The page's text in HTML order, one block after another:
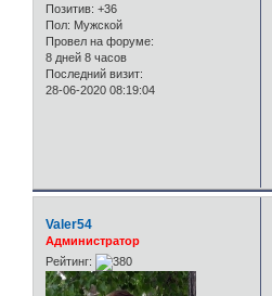
Позитив: +36
Пол: Мужской
Провел на форуме:
8 дней 8 часов
Последний визит:
28-06-2020 08:19:04
Valer54
Администратор
Рейтинг: